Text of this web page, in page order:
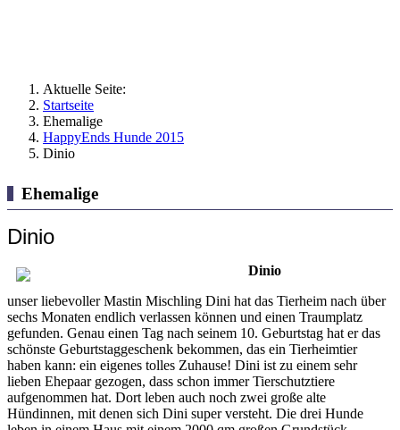
Aktuelle Seite:
Startseite
Ehemalige
HappyEnds Hunde 2015
Dinio
Ehemalige
Dinio
Dinio
unser liebevoller Mastin Mischling Dini hat das Tierheim nach über
sechs Monaten endlich verlassen können und einen Traumplatz
gefunden. Genau einen Tag nach seinem 10. Geburtstag hat er das
schönste Geburtstaggeschenk bekommen, das ein Tierheimtier
haben kann: ein eigenes tolles Zuhause! Dini ist zu einem sehr
lieben Ehepaar gezogen, dass schon immer Tierschutztiere
aufgenommen hat. Dort leben auch noch zwei große alte
Hündinnen, mit denen sich Dini super versteht. Die drei Hunde